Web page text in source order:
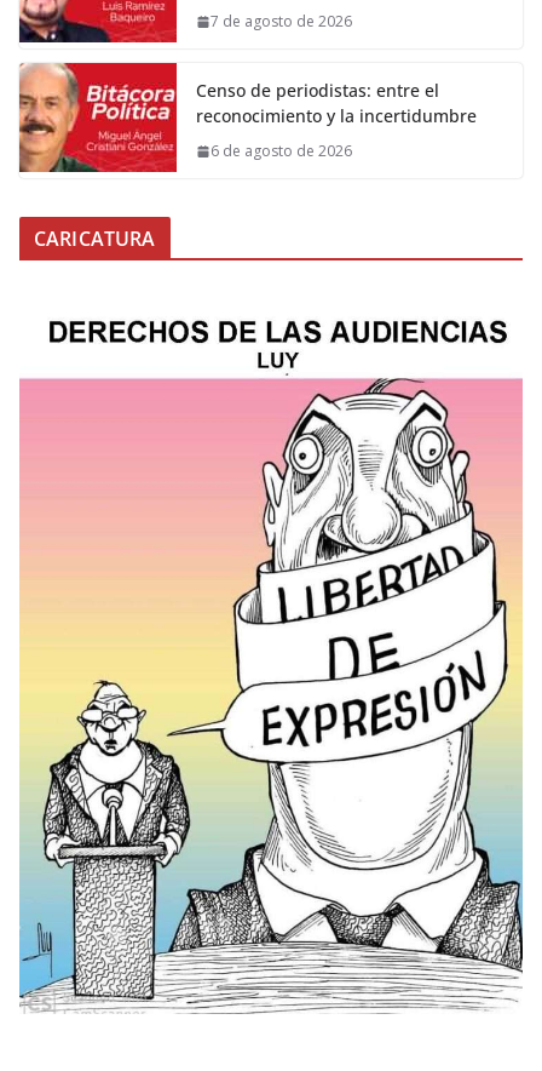
7 de agosto de 2026
Censo de periodistas: entre el
reconocimiento y la incertidumbre
6 de agosto de 2026
CARICATURA